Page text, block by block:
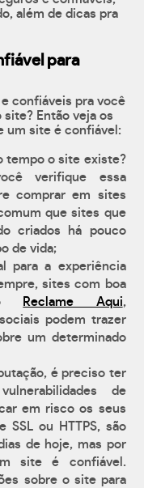
além de dicas pra
para
confiáveis pra você
Então veja os
um site é confiável:
tempo o site existe?
verifique essa
comprar em sites
que sites que
criados há pouco
de vida;
para a experiência
sites com boa
Reclame Aqui,
podem trazer
um determinado
é preciso ter
de
em risco os seus
SSL ou HTTPS, são
de hoje, mas por
site é confiável.
sobre o site para